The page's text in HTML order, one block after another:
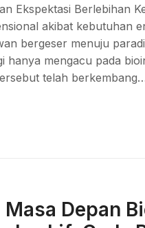
Ekspektasi Berlebihan
akibat kebutuhan
bergeser menuju
hanya mengacu pada
telah
Depan